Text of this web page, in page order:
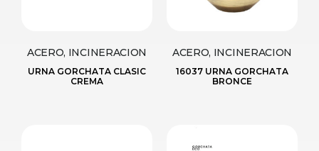
ACERO, INCINERACION
URNA GORCHATA CLASIC
CREMA
ACERO, INCINERACION
16037 URNA GORCHATA
BRONCE